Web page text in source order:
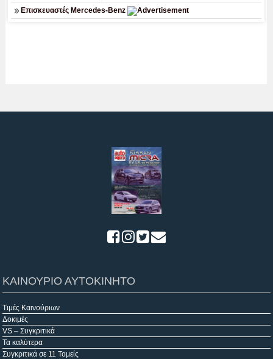
ΚΑΙΝΟΥΡΙΟ ΑΥΤΟΚΙΝΗΤΟ
Τιμές Καινούριων
Δοκιμές
VS – Συγκριτικά
Τα καλύτερα
Συγκριτικά σε 11 Τομείς